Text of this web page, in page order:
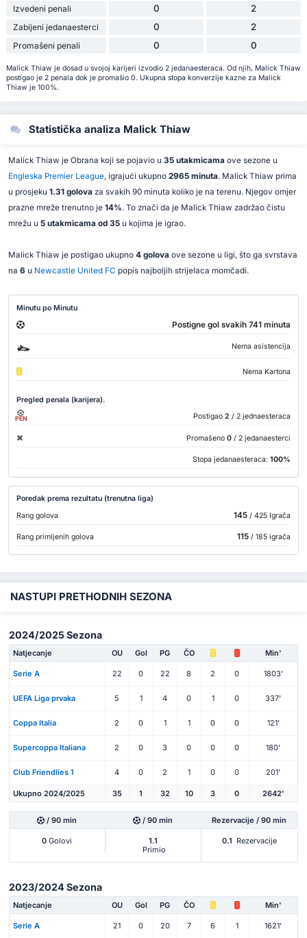
Izvedeni penali 0 2
Zabijeni jedanaesterci 0 2
Promašeni penali 0 0
Malick Thiaw je dosad u svojoj karijeri izvodio 2 jedanaesteraca. Od njih, Malick Thiaw
postigao je 2 penala dok je promašio 0. Ukupna stopa konverzije kazne za Malick
Thiaw je 100%.
Statistička analiza Malick Thiaw
Malick Thiaw je Obrana koji se pojavio u 35 utakmicama ove sezone u
Engleska Premier League, igrajući ukupno 2965 minuta. Malick Thiaw prima
u prosjeku 1.31 golova za svakih 90 minuta koliko je na terenu. Njegov omjer
prazne mreže trenutno je 14%. To znači da je Malick Thiaw zadržao čistu
mrežu u 5 utakmicama od 35u kojima je igrao.
Malick Thiaw je postigao ukupno 4 golova ove sezone u ligi, što ga svrstava
na 6 u Newcastle United FC popis najboljih strijelaca momčadi.
Minutu po Minutu
Postigne gol svakih 741 minuta
Nema asistencija
Nema Kartona
Pregled penala (karijera).
PEN Postigao 2 / 2 jednaesteraca
Promašeno 0 / 2 jedanaesterci
Stopa jedanaesteraca: 100%
Poredak prema rezultatu (trenutna liga)
Rang golova
145/ 425 Igrača
Rang primljenih golova 115/ 185 igrača
NASTUPI PRETHODNIH SEZONA
2024/2025 Sezona
Natjecanje OU Gol PG ČO Min'
Serie A 22 0 22 8 2 0 1803'
UEFA Liga prvaka 5 1 4 0 1 0 337'
Coppa Italia 2 0 1 1 0 0 121'
Supercoppa Italiana 2 0 3 0 0 0 180'
Club Friendlies 1 4 0 2 1 0 0 201'
Ukupno 2024/2025 35 1 32 10 3 0 2642'
/ 90 min / 90 min Rezervacije / 90 min
0 Golovi
1.1
Primio
0.1 Rezervacije
2023/2024 Sezona
Natjecanje OU Gol PG ČO Min'
Serie A 21 0 20 7 6 1 1621'